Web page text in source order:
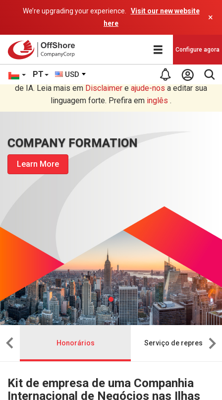
We’re upgrading your experience.
Visit our new website
here
×
PT USD
Configure agora
Você está lendo em Português tradução por um programa
de IA. Leia mais em Disclaimer e ajude-nos a editar sua
linguagem forte. Prefira em inglês .
COMPANY FORMATION
Learn More
Honorários Serviço de
Kit de empresa de uma Companhia
Internacional de Negócios nas Ilhas